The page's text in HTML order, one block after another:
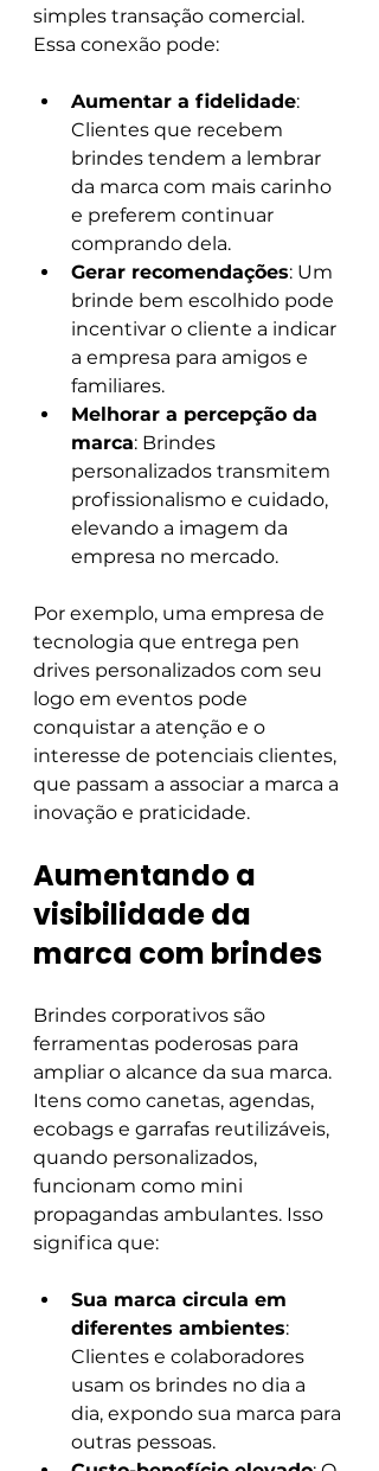
simples transação comercial.
Essa conexão pode:
Aumentar a fidelidade:
Clientes que recebem
brindes tendem a lembrar
da marca com mais carinho
e preferem continuar
comprando dela.
Gerar recomendações: Um
brinde bem escolhido pode
incentivar o cliente a indicar
a empresa para amigos e
familiares.
Melhorar a percepção da
marca: Brindes
personalizados transmitem
profissionalismo e cuidado,
elevando a imagem da
empresa no mercado.
Por exemplo, uma empresa de
tecnologia que entrega pen
drives personalizados com seu
logo em eventos pode
conquistar a atenção e o
interesse de potenciais clientes,
que passam a associar a marca a
inovação e praticidade.
Aumentando a
visibilidade da
marca com brindes
Brindes corporativos são
ferramentas poderosas para
ampliar o alcance da sua marca.
Itens como canetas, agendas,
ecobags e garrafas reutilizáveis,
quando personalizados,
funcionam como mini
propagandas ambulantes. Isso
significa que:
Sua marca circula em
diferentes ambientes:
Clientes e colaboradores
usam os brindes no dia a
dia, expondo sua marca para
outras pessoas.